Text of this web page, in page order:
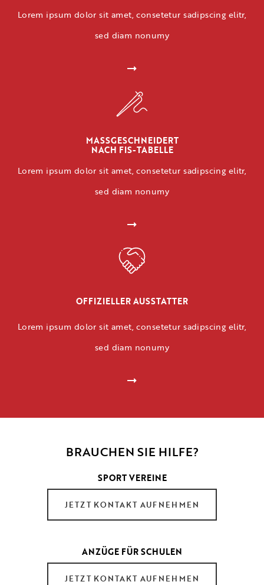
Lorem ipsum dolor sit amet, consetetur sadipscing elitr,
sed diam nonumy
MASSGESCHNEIDERT
NACH FIS-TABELLE
Lorem ipsum dolor sit amet, consetetur sadipscing elitr,
sed diam nonumy
OFFIZIELLER AUSSTATTER
Lorem ipsum dolor sit amet, consetetur sadipscing elitr,
sed diam nonumy
BRAUCHEN SIE HILFE?
SPORT VEREINE
JETZT KONTAKT AUFNEHMEN
ANZÜGE FÜR SCHULEN
JETZT KONTAKT AUFNEHMEN